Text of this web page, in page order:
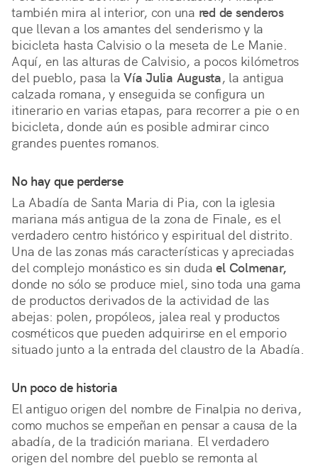
también mira al interior, con una red de senderos
que llevan a los amantes del senderismo y la
bicicleta hasta Calvisio o la meseta de Le Manie.
Aquí, en las alturas de Calvisio, a pocos kilómetros
del pueblo, pasa la Vía Julia Augusta, la antigua
calzada romana, y enseguida se configura un
itinerario en varias etapas, para recorrer a pie o en
bicicleta, donde aún es posible admirar cinco
grandes puentes romanos.
No hay que perderse
La Abadía de Santa Maria di Pia, con la iglesia
mariana más antigua de la zona de Finale, es el
verdadero centro histórico y espiritual del distrito.
Una de las zonas más características y apreciadas
del complejo monástico es sin dudael Colmenar,
donde no sólo se produce miel, sino toda una gama
de productos derivados de la actividad de las
abejas: polen, propóleos, jalea real y productos
cosméticos que pueden adquirirse en el emporio
situado junto a la entrada del claustro de la Abadía.
Un poco de historia
El antiguo origen del nombre de Finalpia no deriva,
como muchos se empeñan en pensar a causa de la
abadía, de la tradición mariana. El verdadero
origen del nombre del pueblo se remonta al